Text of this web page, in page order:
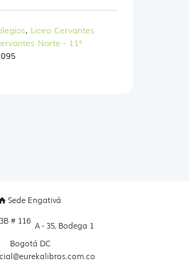
, Liceo Cervantes
Norte - 11°
Sede Engativá
# 116 A - 35, Bodega 1
Bogotá DC